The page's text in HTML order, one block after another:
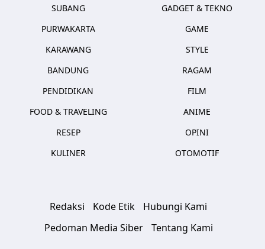
SUBANG
PURWAKARTA
KARAWANG
BANDUNG
PENDIDIKAN
FOOD & TRAVELING
RESEP
KULINER
GADGET & TEKNO
GAME
STYLE
RAGAM
FILM
ANIME
OPINI
OTOMOTIF
Redaksi Kode Etik
Hubungi Kami
Pedoman Media Siber
Tentang Kami